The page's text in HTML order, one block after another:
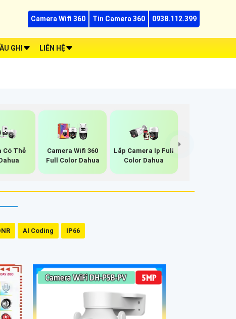
Camera Wifi 360 Tin Camera 360 0938.112.399
GHI LIÊN HỆ
Có Thẻ
Camera Wifi 360
Full Color Dahua
Lắp Camera Ip Full
Color Dahua
AI Coding IP66